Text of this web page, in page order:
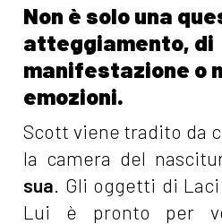
Non è solo una
atteggiamento, di
manifestazione o
emozioni.
Scott viene tradito da
la camera del
sua . Gli oggetti di
Lui è pronto per